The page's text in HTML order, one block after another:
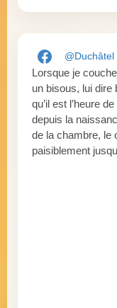
@Duchâtel
Lorsque je
un bisous, lui dire
qu’il est l’heure
depuis la
de la chambre, le
paisiblement